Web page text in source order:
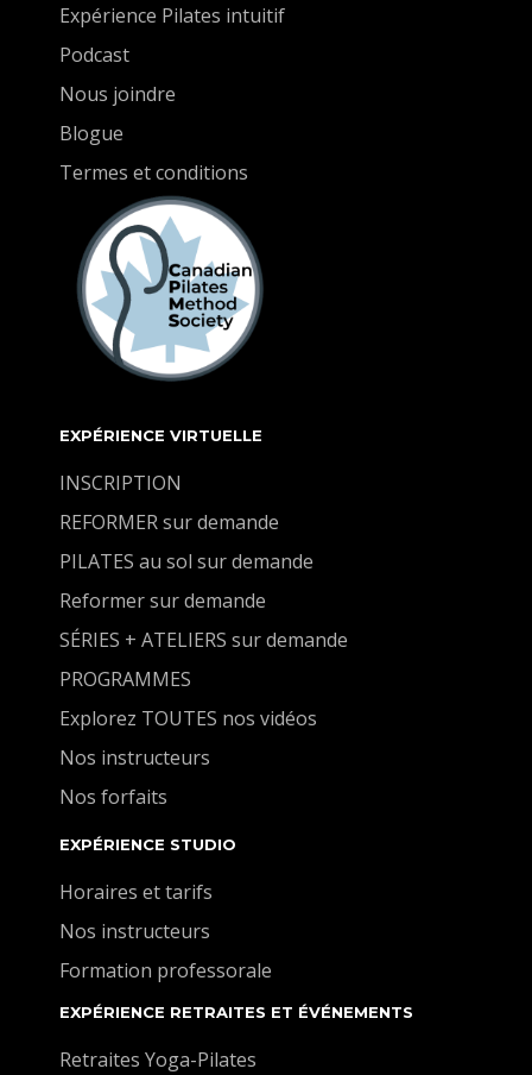
Expérience Pilates intuitif
Podcast
Nous joindre
Blogue
Termes et conditions
EXPÉRIENCE VIRTUELLE
INSCRIPTION
REFORMER sur demande
PILATES au sol sur demande
Reformer sur demande
SÉRIES + ATELIERS sur demande
PROGRAMMES
Explorez TOUTES nos vidéos
Nos instructeurs
Nos forfaits
EXPÉRIENCE STUDIO
Horaires et tarifs
Nos instructeurs
Formation professorale
EXPÉRIENCE RETRAITES ET ÉVÉNEMENTS
Retraites Yoga-Pilates